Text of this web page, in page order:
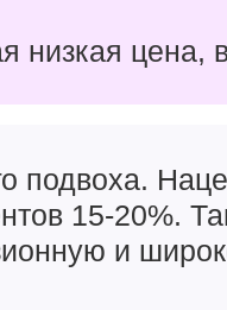
низкая цена,
подвоха.
15-20%.
и